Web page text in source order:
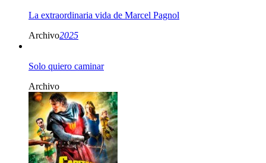
La extraordinaria vida de Marcel Pagnol
Archivo2025
Solo quiero caminar
Archivo